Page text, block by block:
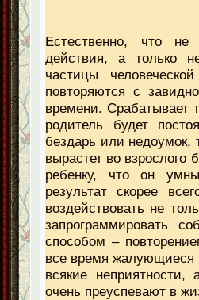
Естественно, что
действия, а только
частицы
повторяются с
времени. Срабатывает
родитель будет
бездарь или недоумок,
вырастет во взрослого
ребенку, что он
результат скорее
воздействовать не
запрограммировать
способом –
все время жалующиеся
всякие
очень преуспевают в